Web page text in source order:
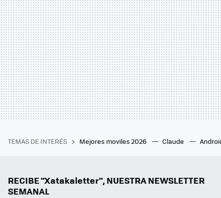
TEMAS DE INTERÉS Mejores moviles 2026 Claude
RECIBE "Xatakaletter", NUESTRA NEWSLETTER
SEMANAL